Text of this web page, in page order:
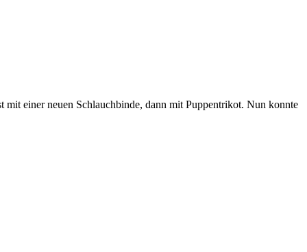
einer neuen Schlauchbinde, dann mit Puppentrikot. Nun konnte